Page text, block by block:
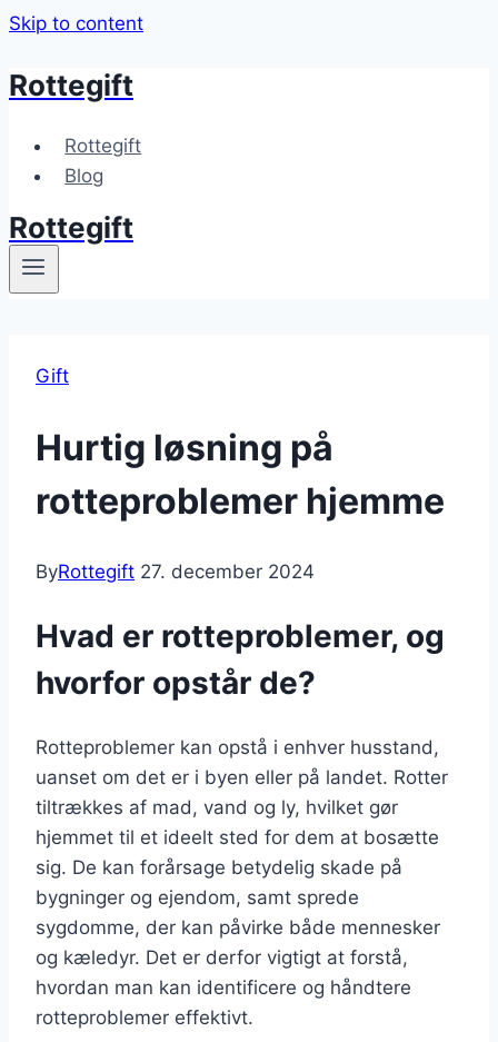
Skip to content
Rottegift
Rottegift
Blog
Rottegift
Gift
Hurtig løsning på
rotteproblemer hjemme
ByRottegift 27. december 2024
Hvad er rotteproblemer, og
hvorfor opstår de?
Rotteproblemer kan opstå i enhver husstand,
uanset om det er i byen eller på landet. Rotter
tiltrækkes af mad, vand og ly, hvilket gør
hjemmet til et ideelt sted for dem at bosætte
sig. De kan forårsage betydelig skade på
bygninger og ejendom, samt sprede
sygdomme, der kan påvirke både mennesker
og kæledyr. Det er derfor vigtigt at forstå,
hvordan man kan identificere og håndtere
rotteproblemer effektivt.